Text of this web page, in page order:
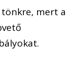
mert a